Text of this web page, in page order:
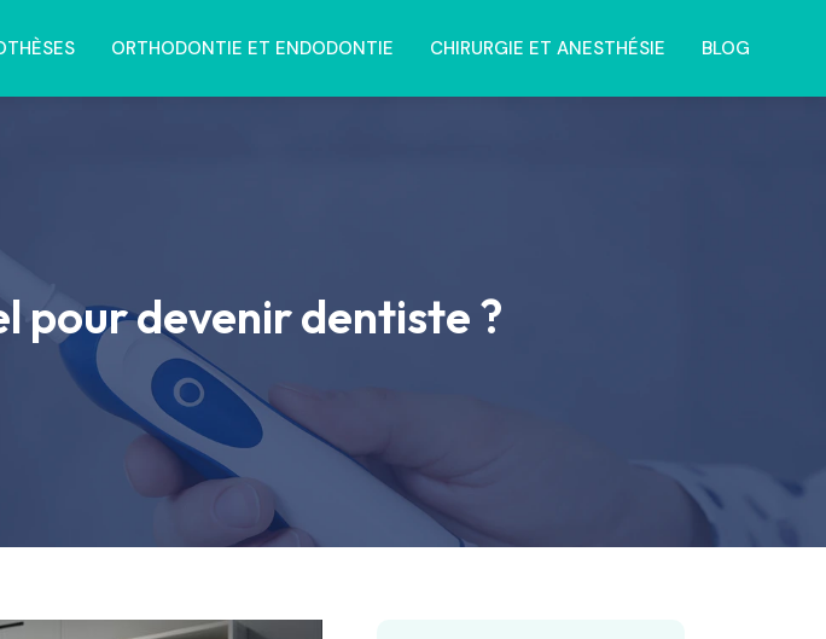
ORTHODONTIE ET ENDODONTIE CHIRURGIE ET ANESTHÉSIE BLOG
pour devenir dentiste ?